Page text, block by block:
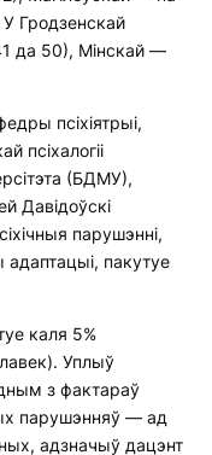
Гродзенскай
да 50), Мінскай —
псіхіятрыі,
псіхалогіі
(БДМУ),
Давідоўскі
парушэнні,
адаптацыі, пакутуе
каля 5%
Уплыў
з фактараў
парушэнняў — ад
адзначыў дацэнт